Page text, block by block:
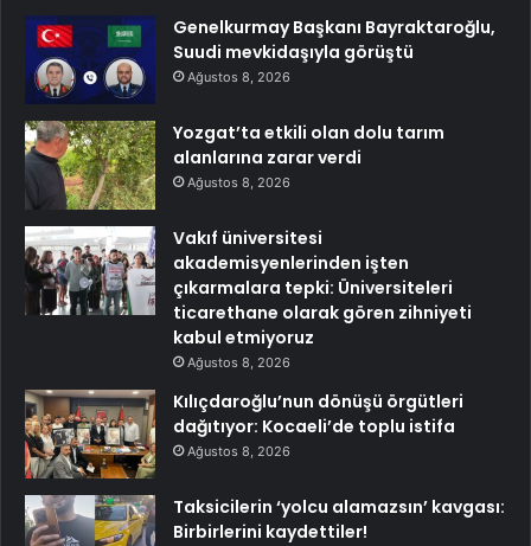
Genelkurmay Başkanı Bayraktaroğlu,
Suudi mevkidaşıyla görüştü
Ağustos 8, 2026
Yozgat’ta etkili olan dolu tarım
alanlarına zarar verdi
Ağustos 8, 2026
Vakıf üniversitesi
akademisyenlerinden işten
çıkarmalara tepki: Üniversiteleri
ticarethane olarak gören zihniyeti
kabul etmiyoruz
Ağustos 8, 2026
Kılıçdaroğlu’nun dönüşü örgütleri
dağıtıyor: Kocaeli’de toplu istifa
Ağustos 8, 2026
Taksicilerin ‘yolcu alamazsın’ kavgası:
Birbirlerini kaydettiler!